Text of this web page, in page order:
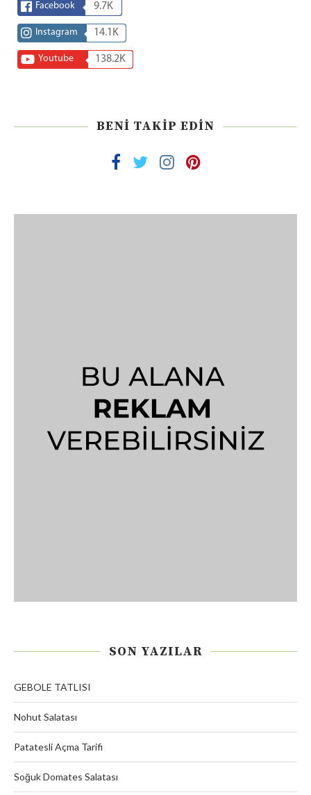
Facebook 9.7K
Instagram 14.1K
Youtube 138.2K
BENI TAKIP EDIN
SON YAZILAR
GEBOLE TATLISI
Nohut Salatası
Patatesli Açma Tarifi
Soğuk Domates Salatası